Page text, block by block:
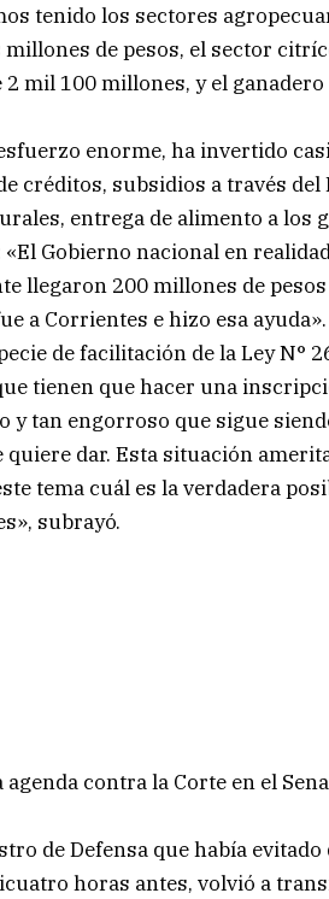
tenido los sectores
de pesos, el sector
mil 100 millones, y el
enorme, ha invertido
créditos, subsidios a través del
entrega de alimento a los
Gobierno nacional en
llegaron 200 millones de
a Corrientes e hizo esa ayuda».
de facilitación de la Ley N°
tienen que hacer una
y tan engorroso que sigue
dar. Esta situación
tema cuál es la verdadera
subrayó.
contra la Corte en el
de Defensa que había
horas antes, volvió a